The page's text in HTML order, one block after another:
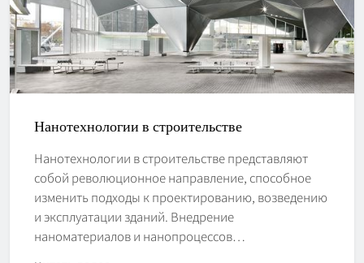
Нанотехнологии в строительстве
Нанотехнологии в строительстве представляют
собой революционное направление, способное
изменить подходы к проектированию, возведению
и эксплуатации зданий. Внедрение
наноматериалов и нанопроцессов…